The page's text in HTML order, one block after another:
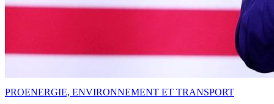
PROENERGIE, ENVIRONNEMENT ET TRANSPORT